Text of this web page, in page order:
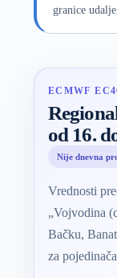
granice
ECMWF
od 16.
Nije dnevna
Vrednosti
„Vojvodina
Bačku,
za